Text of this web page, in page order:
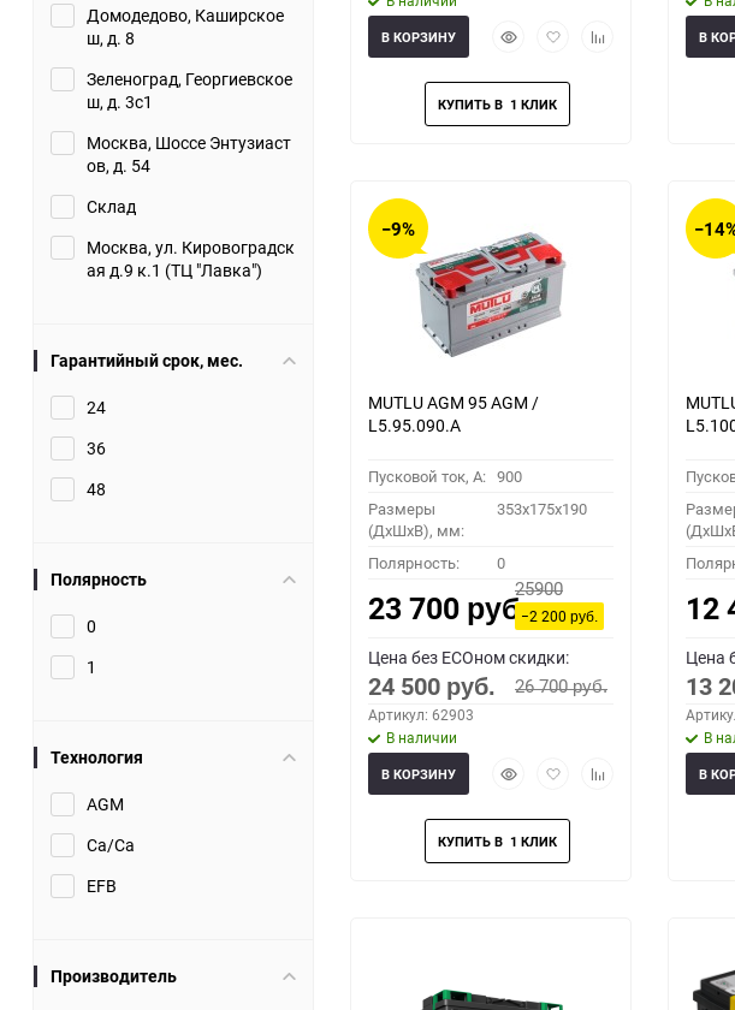
Домодедово, Каширское
ш, д. 8
Зеленоград, Георгиевское
ш, д. 3с1
Москва, Шоссе Энтузиаст
ов, д. 54
Склад
Москва, ул. Кировоградск
ая д.9 к.1 (ТЦ "Лавка")
Гарантийный срок, мес.
24
36
48
Полярность
0
1
Технология
AGM
Ca/Ca
EFB
Производитель
БыстрыйДобавить
избранное
Добавить
В КОРЗИНУ В
−9%
MUTLU AGM 95 AGM /
L5.95.090.A
Пусковой ток, A: 900
Размеры
(ДхШхВ), мм:
353x175x190
Полярность: 0
23 700 руб.
25900
−2 200руб.
Цена без ECOном скидки:
24 500 руб. 26 700руб.
Артикул: 62903
В наличии
БыстрыйДобавить
избранное
Добавить
В КОРЗИНУ
12
Цена
13
В
В